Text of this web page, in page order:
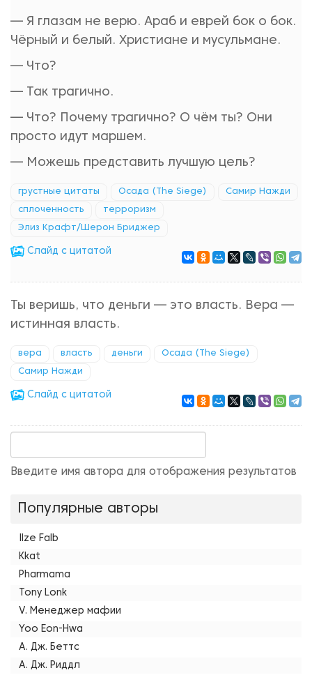
— Я глазам не верю. Араб и еврей бок о бок.
Чёрный и белый. Христиане и мусульмане.
— Что?
— Так трагично.
— Что? Почему трагично? О чём ты? Они
просто идут маршем.
— Можешь представить лучшую цель?
грустные цитаты Осада (The Siege) Самир Нажди
сплоченность терроризм
Элиз Крафт/Шерон Бриджер
Cлайд с цитатой
Ты веришь, что деньги — это власть. Вера —
истинная власть.
вера власть деньги Осада (The Siege)
Самир Нажди
Cлайд с цитатой
Введите имя автора для отображения результатов
Популярные авторы
Ilze Falb
Kkat
Pharmama
Tony Lonk
V. Менеджер мафии
Yoo Eon-Hwa
А. Дж. Беттс
А. Дж. Риддл